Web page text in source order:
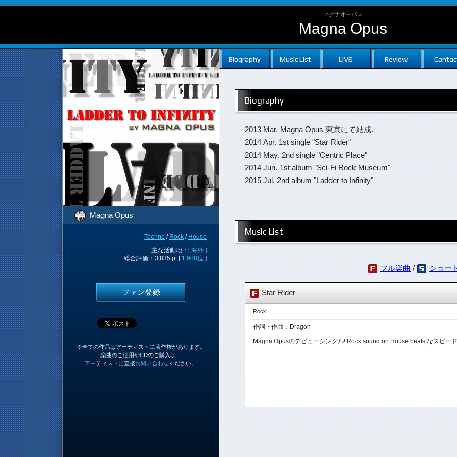
マグナオーパス
Magna Opus
Magna Opus
Techno / Rock / House
主な活動地：[海外 ]
総合評価：3,835 pt [ 1,988位 ]
ファン登録
※全ての作品はアーティストに著作権があります。
楽曲のご使用やCDのご購入は、
アーティストに直接お問い合わせ ください。
Biography Music List LIVE Review
Biography
2013 Mar. Magna Opus 東京にて結成.
2014 Apr. 1st single "Star Rider"
2014 May. 2nd single "Centric Place"
2014 Jun. 1st album "Sci-Fi Rock Museum"
2015 Jul. 2nd album "Ladder to Infinity"
Music List
フル楽曲 / ショー
Star Rider
Rock
作詞・作曲：Dragon
Magna Opusのデビューシングル! Rock sound on House beats なスピー